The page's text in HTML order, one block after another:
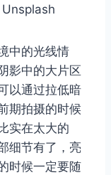
中的光线情
影中的大片区
以通过拉低暗
期拍摄的时候
实在太大的
细节有了，亮
时候一定要随